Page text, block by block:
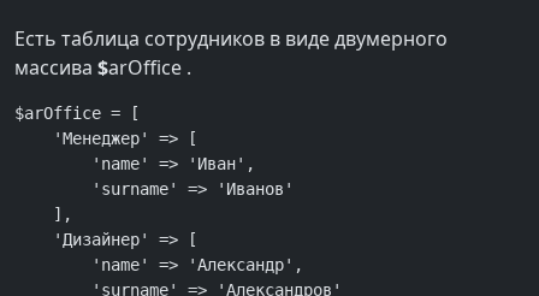
Есть таблица сотрудников в виде двумерного
массива $arOffice .
$arOffice = [